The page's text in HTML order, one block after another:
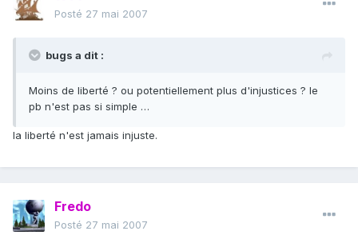
Posté 27 mai 2007
bugs a dit :
Moins de liberté ? ou potentiellement plus d'injustices ? le
pb n'est pas si simple …
la liberté n'est jamais injuste.
Fredo
Posté 27 mai 2007